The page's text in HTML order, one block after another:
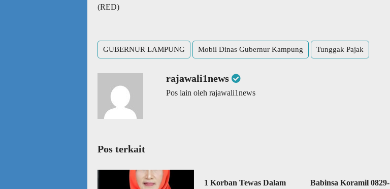
(RED)
GUBERNUR LAMPUNG Mobil Dinas Gubernur Kampung Tunggak Pajak
rajawali1news
Pos lain oleh rajawali1news
Pos terkait
1 Korban Tewas Dalam
Babinsa Koramil 0829-